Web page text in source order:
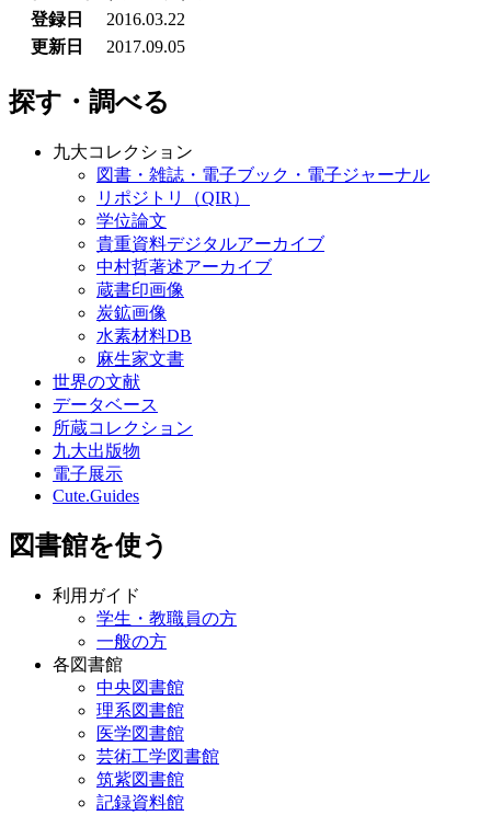
登録日
2016.03.22
更新日
2017.09.05
探す・調べる
九大コレクション
図書・雑誌・電子ブック・電子ジャーナル
リポジトリ（QIR）
学位論文
貴重資料デジタルアーカイブ
中村哲著述アーカイブ
蔵書印画像
炭鉱画像
水素材料DB
麻生家文書
世界の文献
データベース
所蔵コレクション
九大出版物
電子展示
Cute.Guides
図書館を使う
利用ガイド
学生・教職員の方
一般の方
各図書館
中央図書館
理系図書館
医学図書館
芸術工学図書館
筑紫図書館
記録資料館